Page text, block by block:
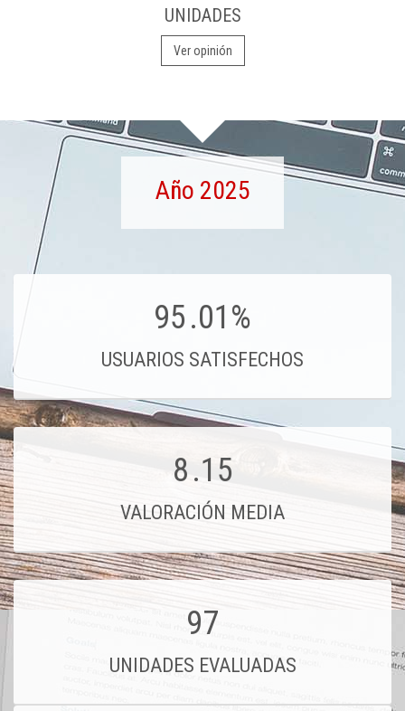
UNIDADES
Ver opinión
Año 2025
95.01%
USUARIOS SATISFECHOS
8.15
VALORACIÓN MEDIA
97
UNIDADES EVALUADAS